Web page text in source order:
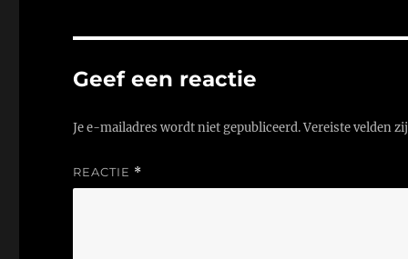
Geef een reactie
Je e-mailadres wordt niet gepubliceerd.Vereiste velden
REACTIE *